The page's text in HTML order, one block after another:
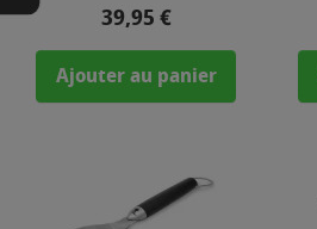
Prix
39,95 €
Ajouter au panier